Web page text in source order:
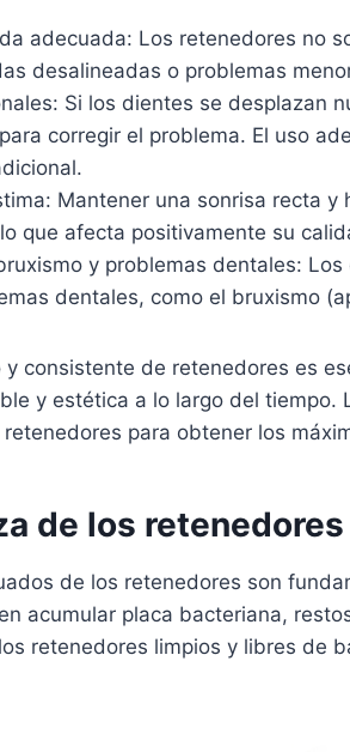
adecuada: Los retenedores no
desalineadas o problemas
Si los dientes se desplazan
corregir el problema. El uso
Mantener una sonrisa recta
que afecta positivamente su
y problemas dentales:
dentales, como el bruxismo
y consistente de retenedores es
y estética a lo largo del
para obtener los
de los retenedores
de los retenedores son
acumular placa bacteriana,
retenedores limpios y libres de